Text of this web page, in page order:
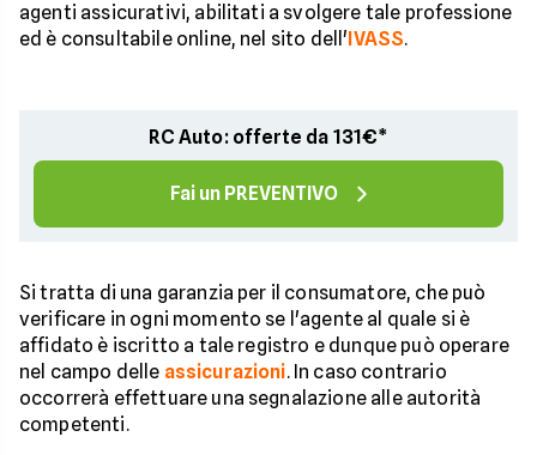
agenti assicurativi, abilitati a svolgere tale professione
ed è consultabile online, nel sito dell'IVASS.
RC Auto: offerte da 131€*
Fai un PREVENTIVO
Si tratta di una garanzia per il consumatore, che può
verificare in ogni momento se l'agente al quale si è
affidato è iscritto a tale registro e dunque può operare
nel campo delle assicurazioni. In caso contrario
occorrerà effettuare una segnalazione alle autorità
competenti.